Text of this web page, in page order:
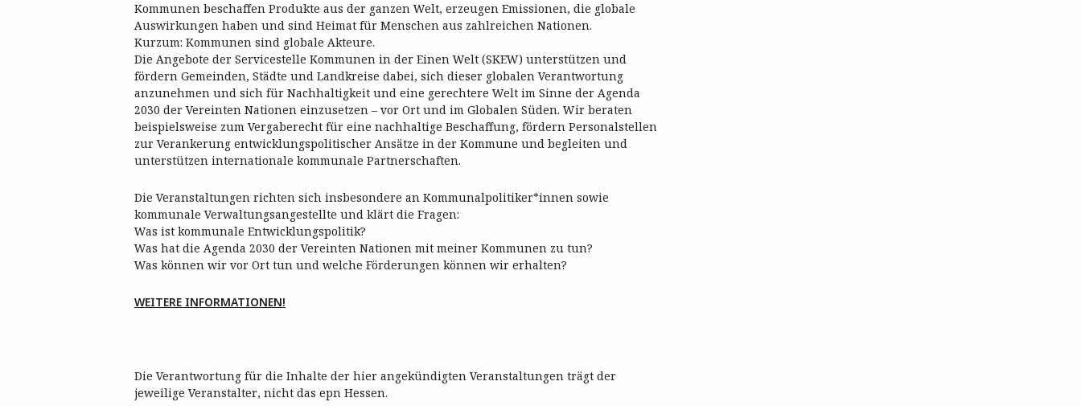
Kommunen beschaffen Produkte aus der ganzen Welt, erzeugen Emissionen, die globale
Auswirkungen haben und sind Heimat für Menschen aus zahlreichen Nationen.
Kurzum: Kommunen sind globale Akteure.
Die Angebote der Servicestelle Kommunen in der Einen Welt (SKEW) unterstützen und
fördern Gemeinden, Städte und Landkreise dabei, sich dieser globalen Verantwortung
anzunehmen und sich für Nachhaltigkeit und eine gerechtere Welt im Sinne der Agenda
2030 der Vereinten Nationen einzusetzen – vor Ort und im Globalen Süden. Wir beraten
beispielsweise zum Vergaberecht für eine nachhaltige Beschaffung, fördern Personalstellen
zur Verankerung entwicklungspolitischer Ansätze in der Kommune und begleiten und
unterstützen internationale kommunale Partnerschaften.
Die Veranstaltungen richten sich insbesondere an Kommunalpolitiker*innen sowie
kommunale Verwaltungsangestellte und klärt die Fragen:
Was ist kommunale Entwicklungspolitik?
Was hat die Agenda 2030 der Vereinten Nationen mit meiner Kommunen zu tun?
Was können wir vor Ort tun und welche Förderungen können wir erhalten?
WEITERE INFORMATIONEN!
Die Verantwortung für die Inhalte der hier angekündigten Veranstaltungen trägt der
jeweilige Veranstalter, nicht das epn Hessen.